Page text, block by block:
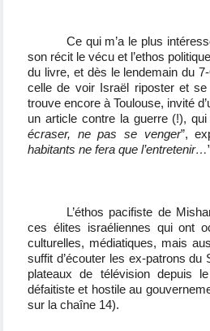
Ce qui m’a le plus
son récit le vécu et l’ethos
du livre, et dès le lendemain du
celle de voir Israël riposter et
trouve encore à Toulouse, invité
un article contre la guerre (!),
écraser, ne pas se venger”,
habitants ne fera que l’entretenir…
L’éthos pacifiste de
ces élites israéliennes qui ont
culturelles, médiatiques, mais
suffit d’écouter les ex-patrons du
plateaux de télévision depuis
défaitiste et hostile au
sur la chaîne 14).